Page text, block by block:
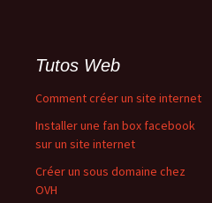
Tutos Web
Comment créer un site internet
Installer une fan box facebook
sur un site internet
Créer un sous domaine chez
OVH